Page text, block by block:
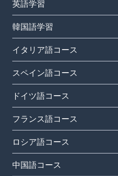
英語学習
韓国語学習
イタリア語コース
スペイン語コース
ドイツ語コース
フランス語コース
ロシア語コース
中国語コース